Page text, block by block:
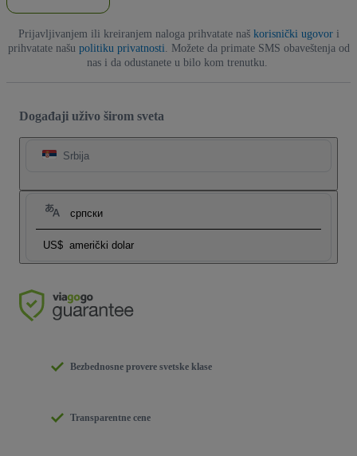
Prijavljivanjem ili kreiranjem naloga prihvatate naš korisnički ugovori
prihvatate našu politiku privatnosti . Možete da primate SMS obaveštenja od
nas i da odustanete u bilo kom trenutku.
Događaji uživo širom sveta
Srbija
српски
US$ američki dolar
Bezbednosne provere svetske klase
Transparentne cene